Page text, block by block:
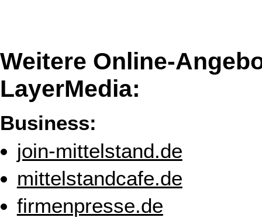
Weitere Online-
LayerMedia:
Business:
join-mittelstand.de
mittelstandcafe.de
firmenpresse.de